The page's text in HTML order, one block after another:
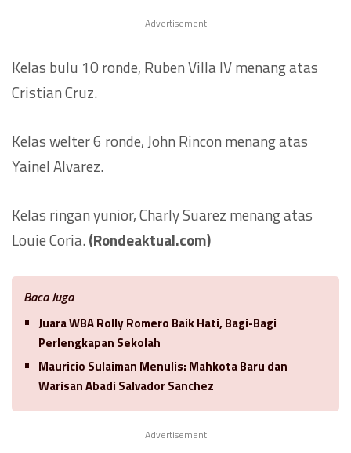
Advertisement
Kelas bulu 10 ronde, Ruben Villa IV menang atas
Cristian Cruz.
Kelas welter 6 ronde, John Rincon menang atas
Yainel Alvarez.
Kelas ringan yunior, Charly Suarez menang atas
Louie Coria.(Rondeaktual.com)
Baca Juga
Juara WBA Rolly Romero Baik Hati, Bagi-Bagi
Perlengkapan Sekolah
Mauricio Sulaiman Menulis: Mahkota Baru dan
Warisan Abadi Salvador Sanchez
Advertisement